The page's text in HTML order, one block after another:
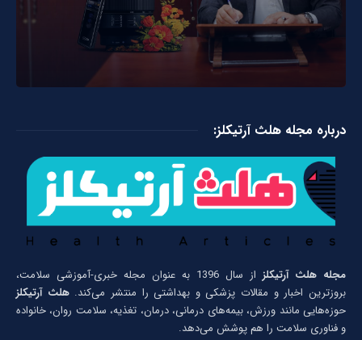
درباره مجله هلث آرتیکلز:
مجله هلث آرتیکلز
از سال 1396 به عنوان مجله خبری-آموزشی سلامت،
بروزترین اخبار و مقالات پزشکی و بهداشتی را منتشر می‌کند.هلث آرتیکلز
حوزه‌هایی مانند ورزش، بیمه‌های درمانی، درمان، تغذیه، سلامت روان، خانواده
و فناوری سلامت را هم پوشش می‌دهد.